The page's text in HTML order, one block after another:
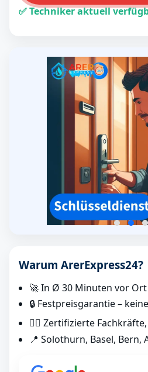
✅ Techniker aktuell
Warum ArerExpress24?
🚀 In Ø 30 Minuten vor Ort
🔒 Festpreisgarantie –
👷‍♂️ Zertifizierte
📍 Solothurn, Basel, Bern,